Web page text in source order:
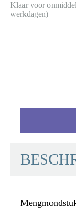
Klaar voor
werkdagen)